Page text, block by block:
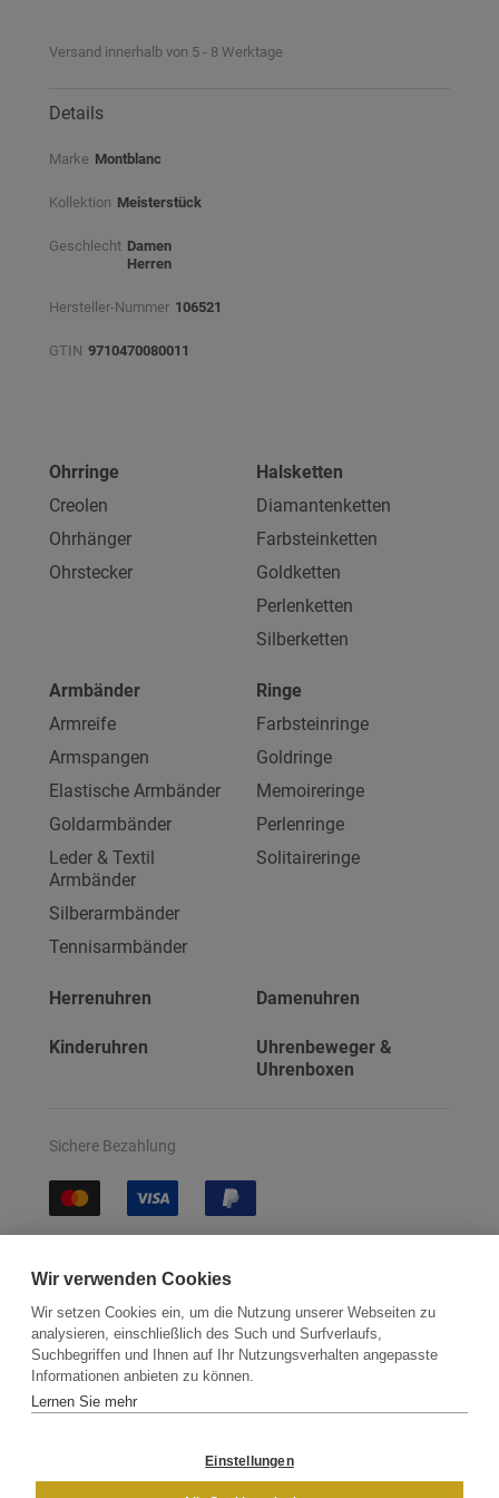
Versand innerhalb von 5 - 8 Werktage
Details
Marke Montblanc
Kollektion Meisterstück
Geschlecht Damen
Herren
Hersteller-Nummer 106521
GTIN 9710470080011
Ohrringe
Creolen
Ohrhänger
Ohrstecker
Halsketten
Diamantenketten
Farbsteinketten
Goldketten
Perlenketten
Silberketten
Armbänder
Armreife
Armspangen
Elastische Armbänder
Goldarmbänder
Leder & Textil
Armbänder
Silberarmbänder
Tennisarmbänder
Ringe
Farbsteinringe
Goldringe
Memoireringe
Perlenringe
Solitaireringe
Herrenuhren Damenuhren
Kinderuhren
Uhrenbeweger &
Uhrenboxen
Sichere Bezahlung
Kontakt Newsletter Partner
Versand
Wir verwenden Cookies
Wir setzen Cookies ein, um die Nutzung unserer Webseiten zu
analysieren, einschließlich des Such und Surfverlaufs,
Suchbegriffen und Ihnen auf Ihr Nutzungsverhalten angepasste
Informationen anbieten zu können.
Lernen Sie mehr
Einstellungen